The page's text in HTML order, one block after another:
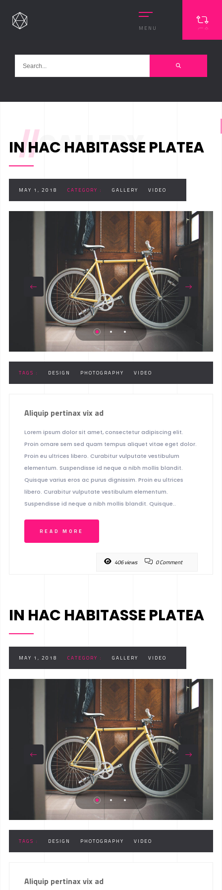
MENU
//GALLERY
IN HAC HABITASSE PLATEA
MAY 1, 2018 CATEGORY : GALLERY VIDEO
TAGS : DESIGN PHOTOGRAPHY VIDEO
Aliquip pertinax vix ad
Lorem ipsum dolor sit amet, consectetur adipiscing elit.
Proin ornare sem sed quam tempus aliquet vitae eget dolor.
Proin eu ultrices libero. Curabitur vulputate vestibulum
elementum. Suspendisse id neque a nibh mollis blandit.
Quisque varius eros ac purus dignissim. Proin eu ultrices
libero. Curabitur vulputate vestibulum elementum.
Suspendisse id neque a nibh mollis blandit. Quisque..
READ MORE
406 views 0 Comment
IN HAC HABITASSE PLATEA
MAY 1, 2018 CATEGORY : GALLERY VIDEO
TAGS : DESIGN PHOTOGRAPHY VIDEO
Aliquip pertinax vix ad